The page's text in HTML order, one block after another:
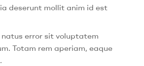
deserunt mollit anim id est
error sit voluptatem
Totam rem aperiam, eaque